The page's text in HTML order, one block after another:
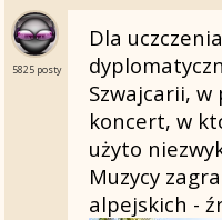
5825 posty
Dla
Szwajcarii, w
koncert, w
użyto
Muzycy
alpejskich -